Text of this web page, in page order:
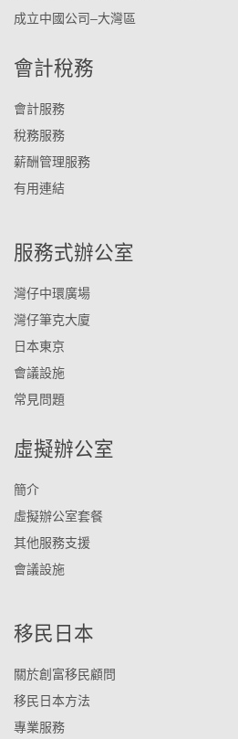
成立中國公司–大灣區
會計稅務
會計服務
稅務服務
薪酬管理服務
有用連結
服務式辦公室
灣仔中環廣場
灣仔筆克大廈
日本東京
會議設施
常見問題
虛擬辦公室
簡介
虛擬辦公室套餐
其他服務支援
會議設施
移民日本
關於創富移民顧問
移民日本方法
專業服務